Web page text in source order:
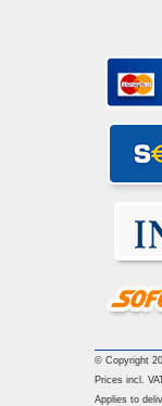
© Copyright
Prices incl.
Applies to